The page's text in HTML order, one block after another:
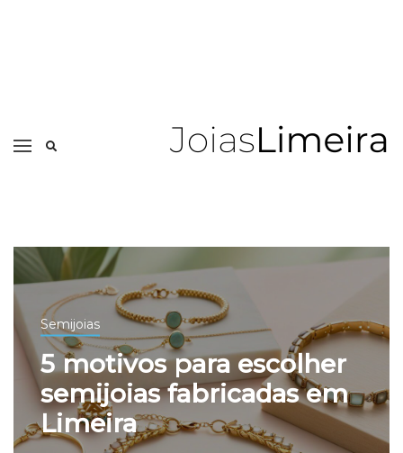
Semijoias
5 motivos para escolher
semijoias fabricadas em
Limeira